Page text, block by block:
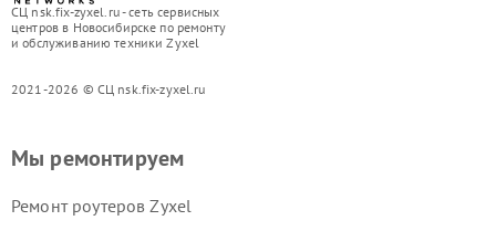
СЦ nsk.fix-zyxel.ru - сеть сервисных
центров в Новосибирске по ремонту
и обслуживанию техники Zyxel
2021-2026 © СЦ nsk.fix-zyxel.ru
Мы ремонтируем
Ремонт роутеров Zyxel